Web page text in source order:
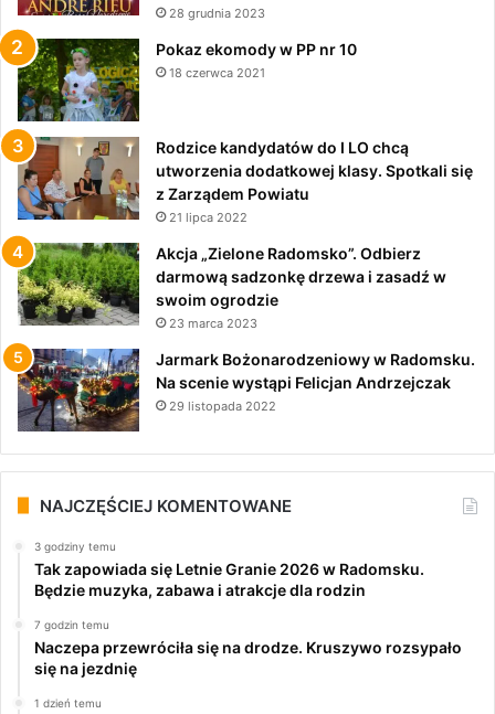
28 grudnia 2023
Pokaz ekomody w PP nr 10
18 czerwca 2021
Rodzice kandydatów do I LO chcą
utworzenia dodatkowej klasy. Spotkali się
z Zarządem Powiatu
21 lipca 2022
Akcja „Zielone Radomsko”. Odbierz
darmową sadzonkę drzewa i zasadź w
swoim ogrodzie
23 marca 2023
Jarmark Bożonarodzeniowy w Radomsku.
Na scenie wystąpi Felicjan Andrzejczak
29 listopada 2022
NAJCZĘŚCIEJ KOMENTOWANE
3 godziny temu
Tak zapowiada się Letnie Granie 2026 w Radomsku.
Będzie muzyka, zabawa i atrakcje dla rodzin
7 godzin temu
Naczepa przewróciła się na drodze. Kruszywo rozsypało
się na jezdnię
1 dzień temu